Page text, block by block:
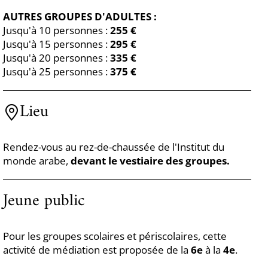
AUTRES GROUPES D'ADULTES :
Jusqu'à 10 personnes :255 €
Jusqu'à 15 personnes :295 €
Jusqu'à 20 personnes :335 €
Jusqu'à 25 personnes :375 €
Lieu
Rendez-vous au rez-de-chaussée de l'Institut du
monde arabe, devant le vestiaire des groupes.
Jeune public
Pour les groupes scolaires et périscolaires, cette
activité de médiation est proposée de la 6eà la 4e.